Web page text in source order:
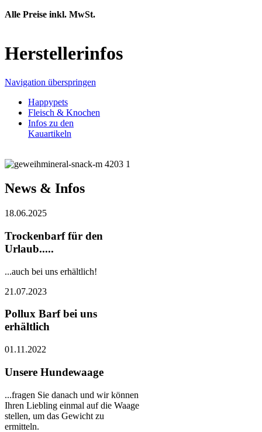
Alle Preise inkl. MwSt.
Herstellerinfos
Navigation überspringen
Happypets
Fleisch & Knochen
Infos zu den
Kauartikeln
News & Infos
18.06.2025
Trockenbarf für den
Urlaub.....
...auch bei uns erhältlich!
21.07.2023
Pollux Barf bei uns
erhältlich
01.11.2022
Unsere Hundewaage
...fragen Sie danach und wir können
Ihren Liebling einmal auf die Waage
stellen, um das Gewicht zu
ermitteln.